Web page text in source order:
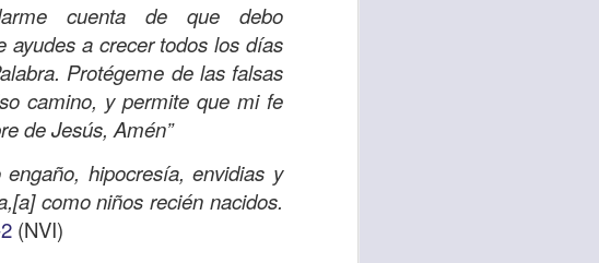
cuenta de que debo
ayudes a crecer todos los días
Protégeme de las falsas
camino, y permite que mi fe
de Jesús, Amén”
hipocresía, envidias y
como niños recién nacidos.
(NVI)
lo bueno”. Romanos 12:9
Dias
USA
VIDA iglesia vida worship center
VIDA WORSHIP CENTER